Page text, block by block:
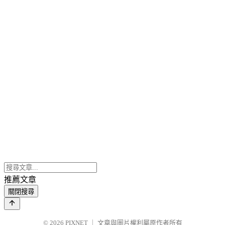
推薦文章
關閉搜尋
© 2026 PIXNET 文章與圖片權利屬原作者所有